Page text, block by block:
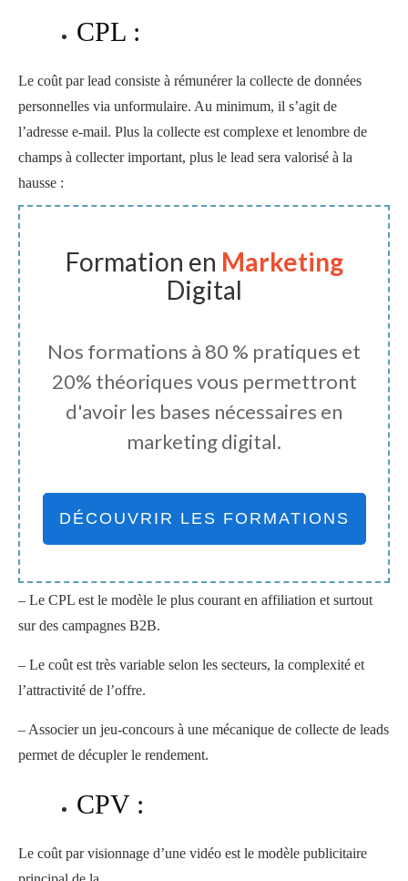
CPL :
Le coût par lead consiste à rémunérer la collecte de données
personnelles via unformulaire. Au minimum, il s’agit de
l’adresse e-mail. Plus la collecte est complexe et lenombre de
champs à collecter important, plus le lead sera valorisé à la
hausse :
Formation en Marketing
Digital
Nos formations à 80 % pratiques et
20% théoriques vous permettront
d'avoir les bases nécessaires en
marketing digital.
DÉCOUVRIR LES FORMATIONS
– Le CPL est le modèle le plus courant en affiliation et surtout
sur des campagnes B2B.
– Le coût est très variable selon les secteurs, la complexité et
l’attractivité de l’offre.
– Associer un jeu-concours à une mécanique de collecte de leads
permet de décupler le rendement.
CPV :
Le coût par visionnage d’une vidéo est le modèle publicitaire